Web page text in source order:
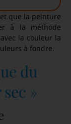
et que la peinture
à la méthode
la couleur la
à fondre.
du
»